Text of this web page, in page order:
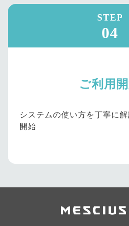
STEP
04
ご利用
システムの使い方を丁寧に
開始